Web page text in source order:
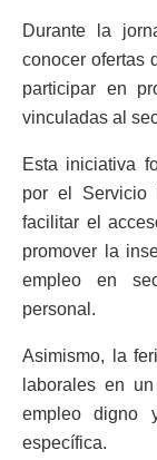
Durante la
conocer ofertas
participar en
vinculadas al
Esta iniciativa
por el Servicio
facilitar el
promover la
empleo en
personal.
Asimismo, la
laborales en
empleo digno
específica.